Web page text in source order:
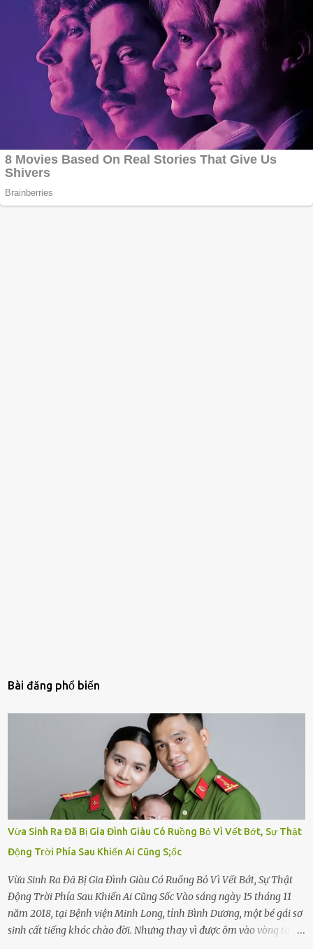
Bài đăng phổ biến
Vừa Sinh Ra Đã Bị Gia Đình Giàu Có Ruồng Bỏ Vì Vết Bớt, Sự Thật
Động Trời Phía Sau Khiến Ai Cũng S;ốc
Vừa Sinh Ra Đã Bị Gia Đình Giàu Có Ruồng Bỏ Vì Vết Bớt, Sự Thật
Động Trời Phía Sau Khiến Ai Cũng Sốc Vào sáng ngày 15 tháng 11
năm 2018, tại Bệnh viện Minh Long, tỉnh Bình Dương, một bé gái sơ
sinh cất tiếng khóc chào đời. Nhưng thay vì được ôm vào vòng tay